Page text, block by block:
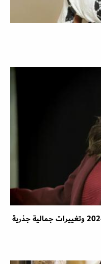
نجمات الخليج في مسلسلات رمضان 2024 وتغييرات جمالية جذرية